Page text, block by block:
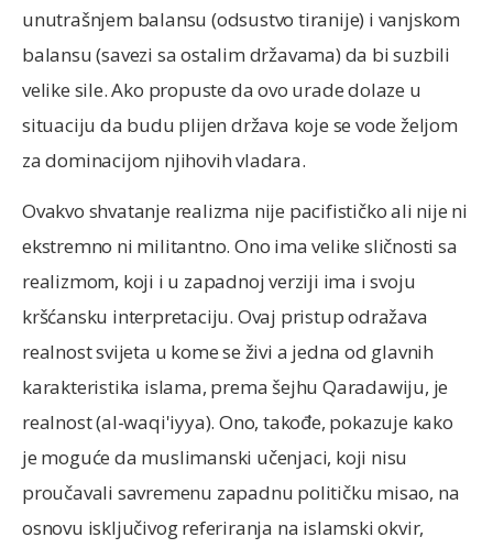
unutrašnjem balansu (odsustvo tiranije) i vanjskom
balansu (savezi sa ostalim državama) da bi suzbili
velike sile. Ako propuste da ovo urade dolaze u
situaciju da budu plijen država koje se vode željom
za dominacijom njihovih vladara.
Ovakvo shvatanje realizma nije pacifističko ali nije ni
ekstremno ni militantno. Ono ima velike sličnosti sa
realizmom, koji i u zapadnoj verziji ima i svoju
kršćansku interpretaciju. Ovaj pristup odražava
realnost svijeta u kome se živi a jedna od glavnih
karakteristika islama, prema šejhu Qaradawiju, je
realnost (al-waqi'iyya). Ono, takođe, pokazuje kako
je moguće da muslimanski učenjaci, koji nisu
proučavali savremenu zapadnu političku misao, na
osnovu isključivog referiranja na islamski okvir,